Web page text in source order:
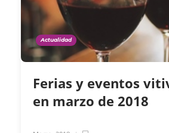
Actualidad
Ferias y eventos
en marzo de 2018